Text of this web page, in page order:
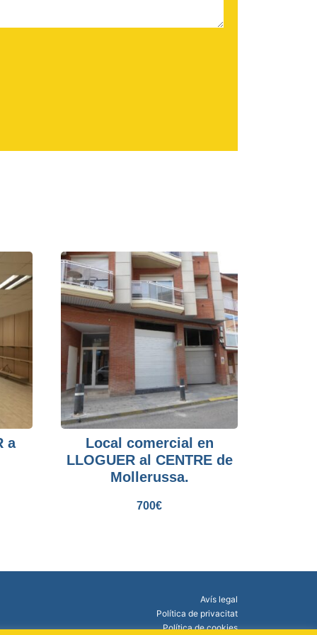
a
Local comercial en
LLOGUER al CENTRE de
Mollerussa.
700€
Avís legal
Política de privacitat
Política de cookies